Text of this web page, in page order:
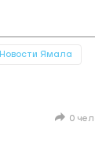
Новости Ямала
0